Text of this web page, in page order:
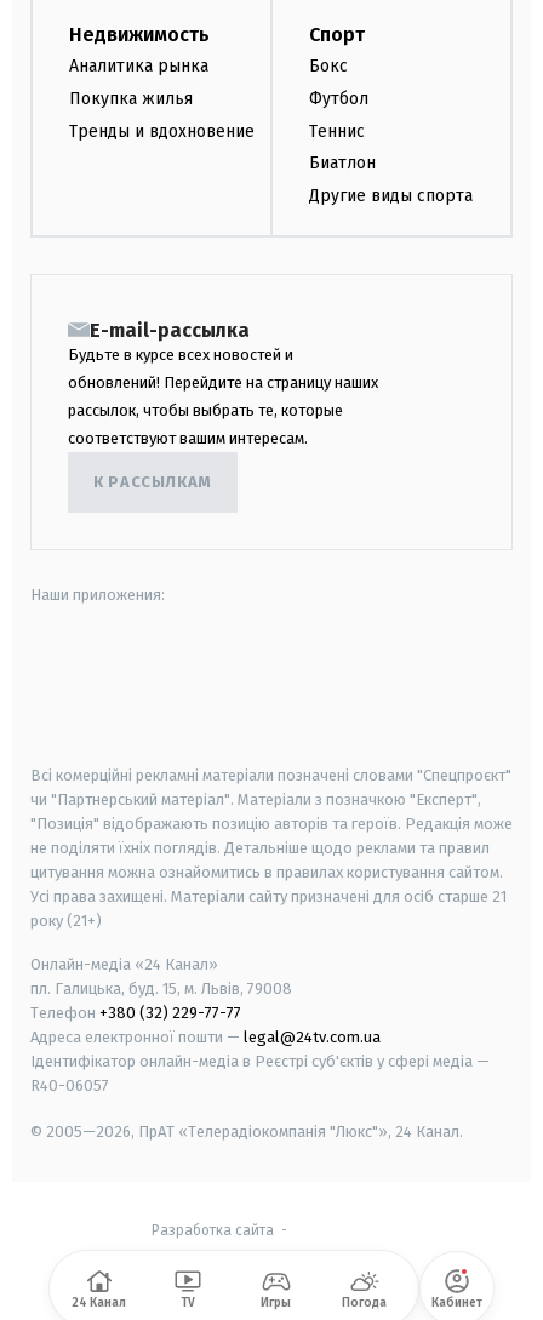
Недвижимость
Аналитика рынка
Покупка жилья
Тренды и вдохновение
Спорт
Бокс
Футбол
Теннис
Биатлон
Другие виды спорта
E-mail-рассылка
Будьте в курсе всех новостей и
обновлений! Перейдите на страницу наших
рассылок, чтобы выбрать те, которые
соответствуют вашим интересам.
К РАССЫЛКАМ
Наши приложения:
Всі комерційні рекламні матеріали позначені словами "Спецпроєкт"
чи "Партнерський матеріал". Матеріали з позначкою "Експерт",
"Позиція" відображають позицію авторів та героїв. Редакція може
не поділяти їхніх поглядів. Детальніше щодо реклами та правил
цитування можна ознайомитись в правилах користування сайтом.
Усі права захищені. Матеріали сайту призначені для осіб старше 21
року (21+)
Онлайн-медіа «24 Канал»
пл. Галицька, буд. 15, м. Львів, 79008
Телефон +380 (32) 229-77-77
Адреса електронної пошти — legal@24tv.com.ua
Ідентифікатор онлайн-медіа в Реєстрі суб'єктів у сфері медіа —
R40-06057
© 2005—2026, ПрАТ «Телерадіокомпанія "Люкс"», 24 Канал.
Разработка сайта -
24 Канал TV Игры Погода Кабинет